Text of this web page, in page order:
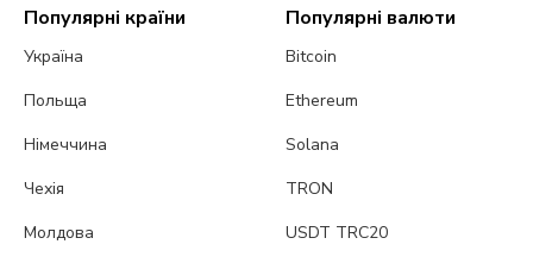
Популярні країни
Україна
Польща
Німеччина
Чехія
Молдова
Популярні валюти
Bitcoin
Ethereum
Solana
TRON
USDT TRC20